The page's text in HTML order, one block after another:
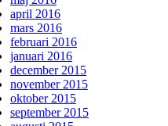
april 2016
mars 2016
februari 2016
januari 2016
december 2015
november 2015
oktober 2015
september 2015